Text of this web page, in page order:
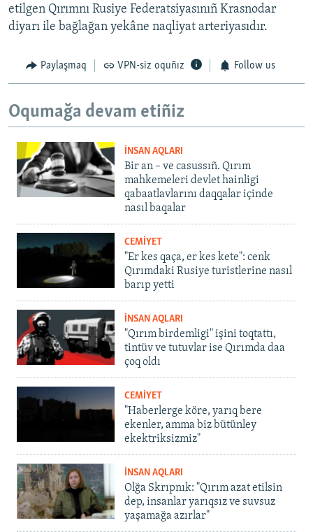
etilgen Qırımnı Rusiye Federatsiyasınıñ Krasnodar
diyarı ile bağlağan yekâne naqliyat arteriyasıdır.
Paylaşmaq VPN-siz oquñız Follow us
Oqumağa devam etiñiz
İNSAN AQLARI
Bir an – ve casussıñ. Qırım
mahkemeleri devlet hainligi
qabaatlavlarını daqqalar içinde
nasıl baqalar
CEMİYET
"Er kes qaça, er kes kete": cenk
Qırımdaki Rusiye turistlerine nasıl
barıp yetti
İNSAN AQLARI
"Qırım birdemligi" işini toqtattı,
tintüv ve tutuvlar ise Qırımda daa
çoq oldı
CEMİYET
"Haberlerge köre, yarıq bere
ekenler, amma biz bütünley
ekektriksizmiz"
İNSAN AQLARI
Olğa Skrıpnık: "Qırım azat etilsin
dep, insanlar yarıqsız ve suvsuz
yaşamağa azırlar"